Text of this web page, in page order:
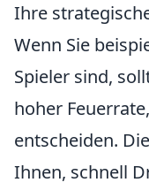
Ihre
Wenn Sie
Spieler sind,
hoher
entscheiden.
Ihnen, schnell